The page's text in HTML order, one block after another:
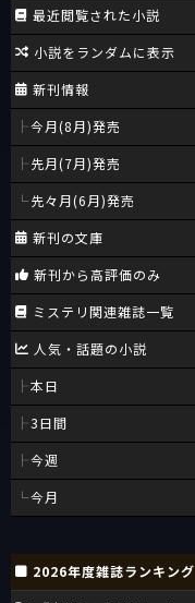
最近閲覧された小説
小説をランダムに表示
新刊情報
今月(8月)発売
先月(7月)発売
先々月(6月)発売
新刊の文庫
新刊から高評価のみ
ミステリ関連雑誌一覧
人気・話題の小説
本日
3日間
今週
今月
2026年度雑誌ランキング